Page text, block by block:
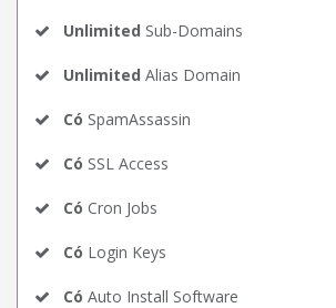
Unlimited Sub-Domains
Unlimited Alias Domain
Có SpamAssassin
Có SSL Access
Có Cron Jobs
Có Login Keys
Có Auto Install Software